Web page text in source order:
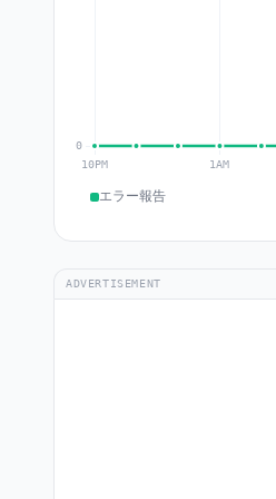
エラー報告
ADVERTISEMENT